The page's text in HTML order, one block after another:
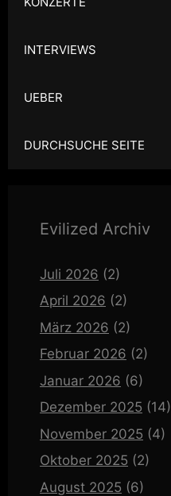
INTERVIEWS
UEBER
DURCHSUCHE SEITE
Evilized Archiv
Juli 2026 (2)
April 2026 (2)
März 2026 (2)
Februar 2026 (2)
Januar 2026 (6)
Dezember 2025 (14)
November 2025 (4)
Oktober 2025 (2)
August 2025 (6)